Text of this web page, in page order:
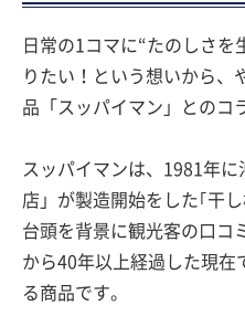
日常の1コマに“たのしさを
りたい！という想いから、
品「スッパイマン」とのコ
スッパイマンは、1981年
店」が製造開始をした｢干
台頭を背景に観光客の口コ
から40年以上経過した現在
る商品です。